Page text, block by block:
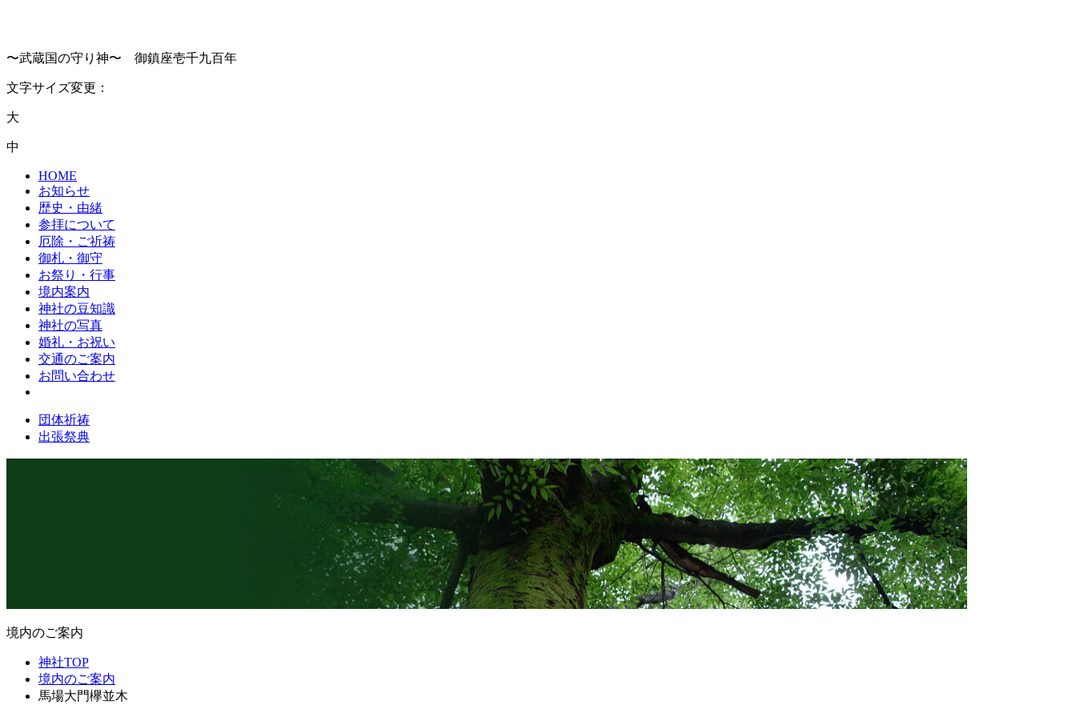
〜武蔵国の守り神〜 御鎮座壱千九百年
文字サイズ変更：
大
中
HOME
お知らせ
歴史・由緒
参拝について
厄除・ご祈祷
御札・御守
お祭り・行事
境内案内
神社の豆知識
神社の写真
婚礼・お祝い
交通のご案内
お問い合わせ
団体祈祷
出張祭典
境内のご案内
神社TOP
境内のご案内
馬場大門欅並木